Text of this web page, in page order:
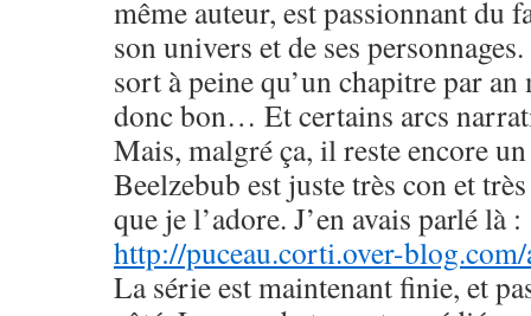
même auteur, est passionnant du
son univers et de ses
sort à peine qu’un chapitre par
donc bon… Et certains arcs
Mais, malgré ça, il reste encore
Beelzebub est juste très con et
que je l’adore. J’en avais parlé là :
http://puceau.corti.over-
La série est maintenant finie, et